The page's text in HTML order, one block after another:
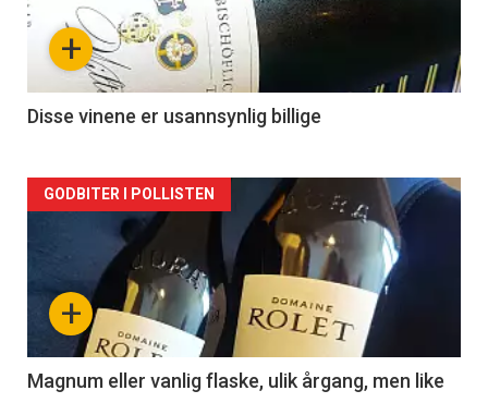
nå
2
+
Disse vinene er usannsynlig billige
Forsiden
akkurat
nå
3
+
GODBITER I POLLISTEN
Magnum eller vanlig flaske, ulik årgang, men like